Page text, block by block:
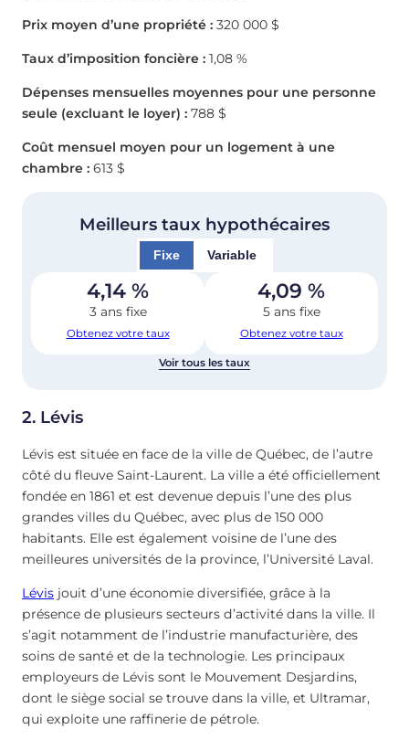
Prix moyen d’une propriété : 320 000 $
Taux d’imposition foncière : 1,08 %
Dépenses mensuelles moyennes pour une personne
seule (excluant le loyer) : 788 $
Coût mensuel moyen pour un logement à une
chambre : 613 $
Meilleurs taux hypothécaires
Fixe Variable
4,14 %
3 ans fixe
Obtenez votre taux
4,09 %
5 ans fixe
Obtenez votre taux
Voir tous les taux
2. Lévis
Lévis est située en face de la ville de Québec, de l’autre
côté du fleuve Saint-Laurent. La ville a été officiellement
fondée en 1861 et est devenue depuis l’une des plus
grandes villes du Québec, avec plus de 150 000
habitants. Elle est également voisine de l’une des
meilleures universités de la province, l’Université Laval.
Lévis jouit d’une économie diversifiée, grâce à la
présence de plusieurs secteurs d’activité dans la ville. Il
s’agit notamment de l’industrie manufacturière, des
soins de santé et de la technologie. Les principaux
employeurs de Lévis sont le Mouvement Desjardins,
dont le siège social se trouve dans la ville, et Ultramar,
qui exploite une raffinerie de pétrole.